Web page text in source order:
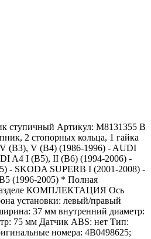
ступичный Артикул: M8131355 В
2 стопорных кольца, 1 гайка
(B3), V (B4) (1986-1996) - AUDI
A4 I (B5), II (B6) (1994-2006) -
- SKODA SUPERB I (2001-2008) -
(1996-2005) * Полная
разделе КОМПЛЕКТАЦИЯ Ось
установки: левый/правый
37 мм внутренний диаметр:
75 мм Датчик ABS: нет Тип:
номера: 4B0498625;